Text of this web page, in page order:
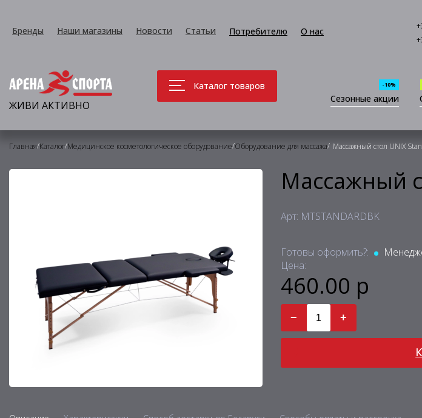
Бренды Наши магазины Новости Статьи Потребителю О нас
ЖИВИ АКТИВНО
Каталог товаров
Сезонные акции
-10%
Главная/Каталог/Медицинское косметологическое оборудование/Оборудование для массажа/ Массажный стол UNIX
Массажный
Арт: MTSTANDARDBK
Готовы оформить?:
Цена:
460.00 р
− +